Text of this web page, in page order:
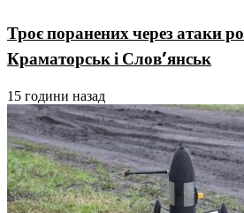
Троє поранених через атаки
Краматорськ і Слов’янськ
15 години назад